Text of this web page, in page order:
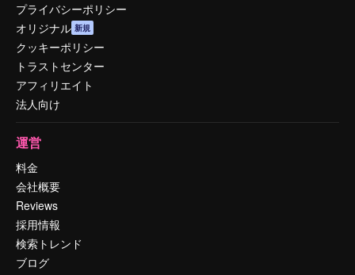
プライバシーポリシー
オリジナル 新規
クッキーポリシー
トラストセンター
アフィリエイト
法人向け
運営
料金
会社概要
Reviews
採用情報
検索トレンド
ブログ